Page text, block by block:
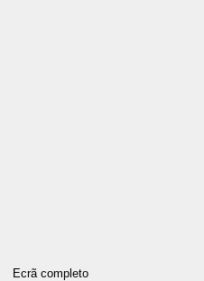
Ecrã completo